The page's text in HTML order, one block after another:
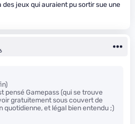
des jeux qui auraient pu sortir sue une
pensé Gamepass (qui se trouve
gratuitement sous couvert de
quotidienne, et légal bien entendu ;)